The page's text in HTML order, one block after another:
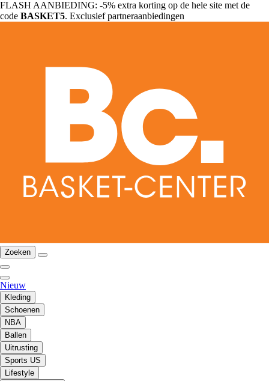
FLASH AANBIEDING: -5% extra korting op de hele site met de
code BASKET5. Exclusief partneraanbiedingen
Zoeken
Nieuw
Kleding
Schoenen
NBA
Ballen
Uitrusting
Sports US
Lifestyle